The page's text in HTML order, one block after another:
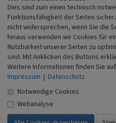
allerdings ihr radiometrisch
rund 108 Millionen Jahre alt
späte Unterkreide.
(Bruno P. Kremer, 2018)
Literatur
Rheinischer Verein für
Landschaftsschutz (Hrsg.)
Kalender 2019. Landschaft,
Dies sind zum einen technisch
Funktionsfähigkeit der Seiten
nicht widersprechen, wenn Sie die
hinaus verwenden wir Cookies für
Nutzbarkeit unserer Seiten zu
sind. Mit Anklicken des Buttons
Weitere Informationen finden Sie
Impressum | Datenschutz
Notwendige Cookies
Webanalyse